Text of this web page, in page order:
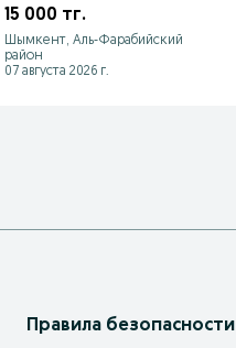
15 000 тг.
Шымкент, Аль-Фарабийский
район
07 августа 2026 г.
Правила безопасности